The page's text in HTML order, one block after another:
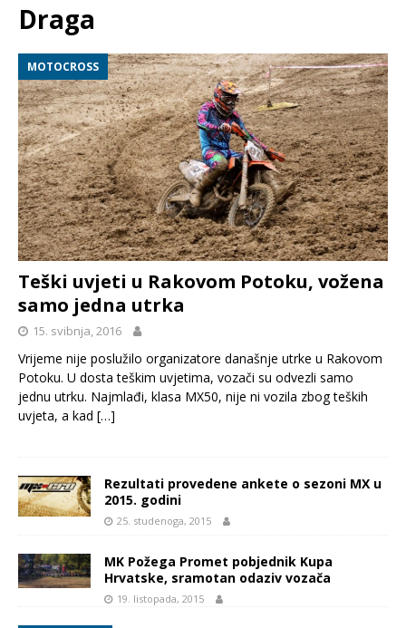
Draga
MOTOCROSS
Teški uvjeti u Rakovom Potoku, vožena
samo jedna utrka
15. svibnja, 2016
Vrijeme nije poslužilo organizatore današnje utrke u Rakovom
Potoku. U dosta teškim uvjetima, vozači su odvezli samo
jednu utrku. Najmlađi, klasa MX50, nije ni vozila zbog teških
uvjeta, a kad […]
Rezultati provedene ankete o sezoni MX u
2015. godini
25. studenoga, 2015
MK Požega Promet pobjednik Kupa
Hrvatske, sramotan odaziv vozača
19. listopada, 2015